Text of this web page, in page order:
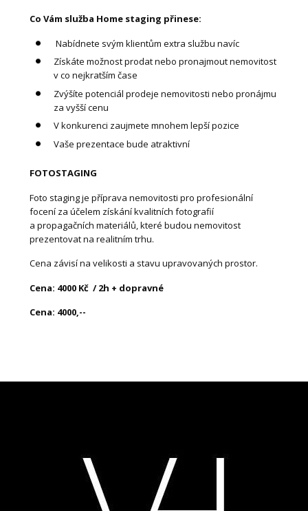
Co Vám služba Home staging přinese:
Nabídnete svým klientům extra službu navíc
Získáte možnost prodat nebo pronajmout nemovitost
v co nejkratším čase
Zvýšíte potenciál prodeje nemovitosti nebo pronájmu
za vyšší cenu
V konkurenci zaujmete mnohem lepší pozice
Vaše prezentace bude atraktivní
‍FOTOSTAGING
Foto staging je příprava nemovitosti pro profesionální
focení za účelem získání kvalitních fotografií
a propagačních materiálů, které budou nemovitost
prezentovat na realitním trhu.
‍Cena závisí na velikosti a stavu upravovaných prostor.
Cena: 4000 Kč / 2h + dopravné
Cena: 4000,--